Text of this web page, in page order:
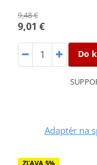
9,48 €
9,01 €
Do
Adaptér na
ZĽAVA 5%